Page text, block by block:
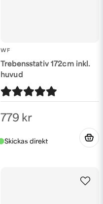
WF
Trebensstativ 172cm inkl.
huvud
779 kr